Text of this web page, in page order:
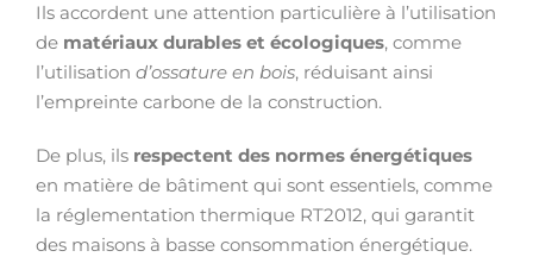
Ils accordent une attention particulière à l’utilisation
de matériaux durables et écologiques, comme
l’utilisation d’ossature en bois, réduisant ainsi
l’empreinte carbone de la construction.
De plus, ils respectent des normes énergétiques
en matière de bâtiment qui sont essentiels, comme
la réglementation thermique RT2012, qui garantit
des maisons à basse consommation énergétique.